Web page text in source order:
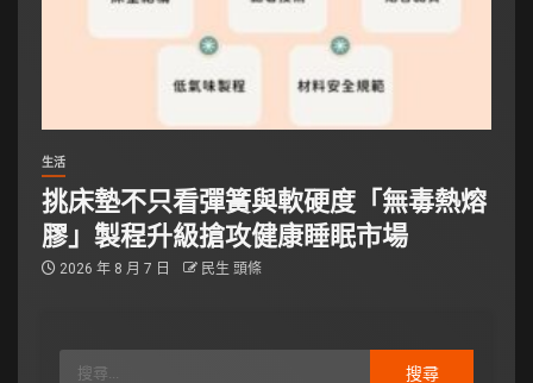
生活
挑床墊不只看彈簧與軟硬度「無毒熱熔
膠」製程升級搶攻健康睡眠市場
2026 年 8 月 7 日 民生 頭條